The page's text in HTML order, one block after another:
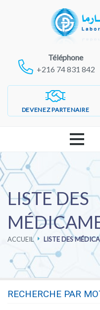
Téléphone
+216 74 831 842
DEVENEZ PARTENAIRE
ACCUEIL
LABORATOIRES GALPHARMA
PRODUITS
PHARMACOVIGILANCE
CARRIÈRES
LISTE DES
ACCUEIL LISTE DES
RECHERCHE PAR